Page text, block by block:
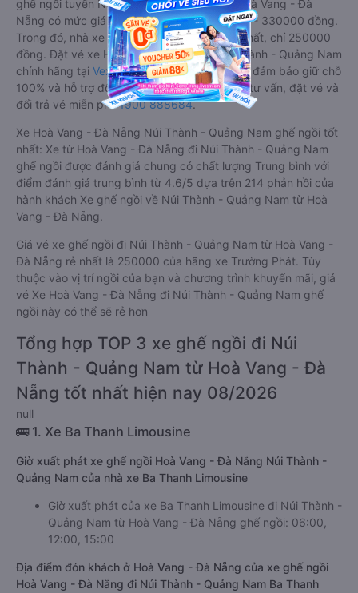
ghế ngồi tuyến Núi Thành - Quảng Nam - Hoà Vang - Đà
Nẵng có mức giá dao động từ 250000 đồng - 330000 đồng.
Trong đó, nhà xe Trường Phát có giá vé rẻ nhất, chỉ 250000
đồng. Đặt vé xe Hoà Vang - Đà Nẵng Núi Thành - Quảng Nam
chính hãng tại Vexere.comđể có giá rẻ nhất, đảm bảo giữ chỗ
100% và hỗ trợ đổi trả vé miễn phí. Tổng đài tư vấn, đặt vé và
đổi trả vé miễn phí:1900 888684.
Xe Hoà Vang - Đà Nẵng Núi Thành - Quảng Nam ghế ngồi tốt
nhất: Xe từ Hoà Vang - Đà Nẵng đi Núi Thành - Quảng Nam
ghế ngồi được đánh giá chung có chất lượng Trung bình với
điểm đánh giá trung bình từ 4.6/5 dựa trên 214 phản hồi của
hành khách Xe ghế ngồi về Núi Thành - Quảng Nam từ Hoà
Vang - Đà Nẵng.
Giá vé xe ghế ngồi đi Núi Thành - Quảng Nam từ Hoà Vang -
Đà Nẵng rẻ nhất là 250000 của hãng xe Trường Phát. Tùy
thuộc vào vị trí ngồi của bạn và chương trình khuyến mãi, giá
vé Xe Hoà Vang - Đà Nẵng đi Núi Thành - Quảng Nam ghế
ngồi này có thể sẽ rẻ hơn
Tổng hợp TOP 3 xe ghế ngồi đi Núi
Thành - Quảng Nam từ Hoà Vang - Đà
Nẵng tốt nhất hiện nay 08/2026
null
🚌 1. Xe Ba Thanh Limousine
Giờ xuất phát xe ghế ngồi Hoà Vang - Đà Nẵng Núi Thành -
Quảng Nam của nhà xe Ba Thanh Limousine
Giờ xuất phát của xe Ba Thanh Limousine đi Núi Thành -
Quảng Nam từ Hoà Vang - Đà Nẵng ghế ngồi: 06:00,
12:00, 15:00
Địa điểm đón khách ở Hoà Vang - Đà Nẵng của xe ghế ngồi
Hoà Vang - Đà Nẵng đi Núi Thành - Quảng Nam Ba Thanh